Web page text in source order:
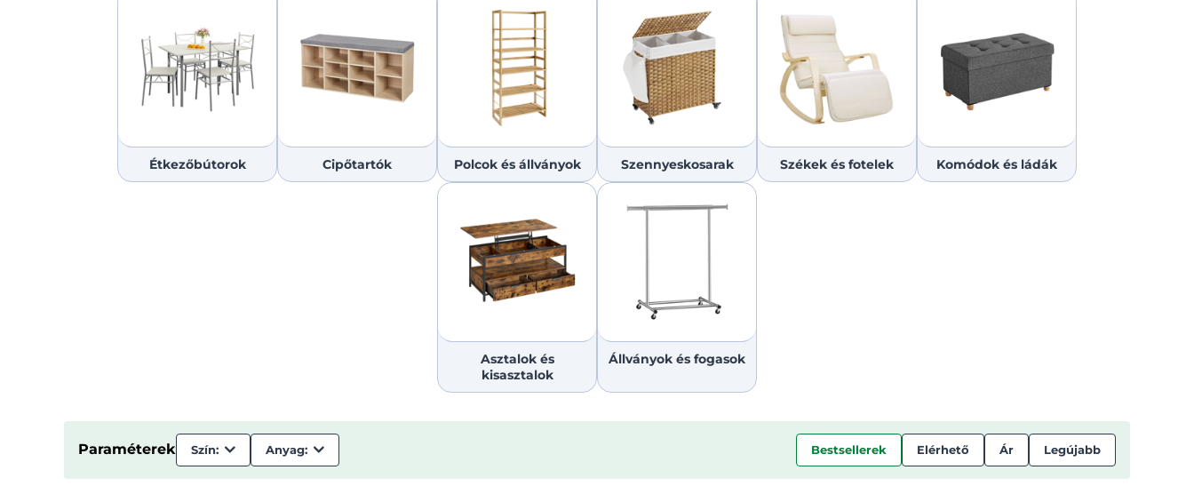
Étkezőbútorok Cipőtartók Polcok és állványok Szennyeskosarak Székek és fotelek Komódok és ládák
Asztalok és
kisasztalok
Állványok és fogasok
Paraméterek Szín: Anyag: Bestsellerek Elérhető Ár Legújabb